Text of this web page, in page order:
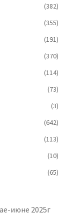
(382)
(355)
(191)
(370)
(114)
(73)
(3)
(642)
(113)
(10)
(65)
июне 2025г